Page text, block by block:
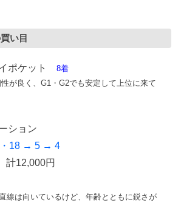
い目
イポケット8着
性が良く、G1・G2でも安定して上位に来て
ション
・18 → 5 → 4
12,000円
線は向いているけど、年齢とともに鋭さが